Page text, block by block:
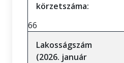
körzetszáma:
66
Lakosságszám
(2026. január